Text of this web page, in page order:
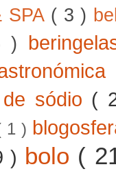
SPA ( 3 )
)
sódio (
1 )
) bolo (